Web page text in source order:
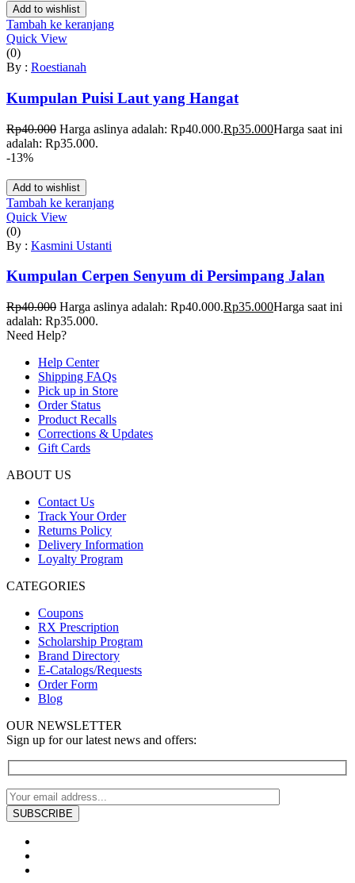
Add to wishlist
Tambah ke keranjang
Quick View
(0)
By : Roestianah
Kumpulan Puisi Laut yang Hangat
Rp40.000 Harga aslinya adalah: Rp40.000.Rp35.000Harga saat ini
adalah: Rp35.000.
-13%
Add to wishlist
Tambah ke keranjang
Quick View
(0)
By : Kasmini Ustanti
Kumpulan Cerpen Senyum di Persimpang Jalan
Rp40.000 Harga aslinya adalah: Rp40.000.Rp35.000Harga saat ini
adalah: Rp35.000.
Need Help?
Help Center
Shipping FAQs
Pick up in Store
Order Status
Product Recalls
Corrections & Updates
Gift Cards
ABOUT US
Contact Us
Track Your Order
Returns Policy
Delivery Information
Loyalty Program
CATEGORIES
Coupons
RX Prescription
Scholarship Program
Brand Directory
E-Catalogs/Requests
Order Form
Blog
OUR NEWSLETTER
Sign up for our latest news and offers: